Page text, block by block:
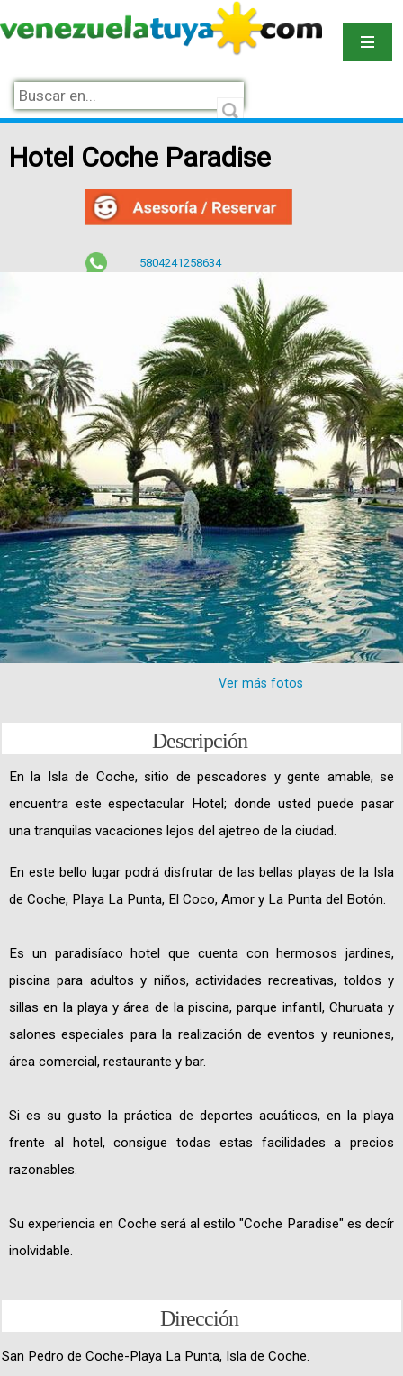
Hotel Coche Paradise
5804241258634
Ver más fotos
Descripción
En la Isla de Coche, sitio de pescadores y gente amable, se
encuentra este espectacular Hotel; donde usted puede pasar
una tranquilas vacaciones lejos del ajetreo de la ciudad.
En este bello lugar podrá disfrutar de las bellas playas de la Isla
de Coche, Playa La Punta, El Coco, Amor y La Punta del Botón.
Es un paradisíaco hotel que cuenta con hermosos jardines,
piscina para adultos y niños, actividades recreativas, toldos y
sillas en la playa y área de la piscina, parque infantil, Churuata y
salones especiales para la realización de eventos y reuniones,
área comercial, restaurante y bar.
Si es su gusto la práctica de deportes acuáticos, en la playa
frente al hotel, consigue todas estas facilidades a precios
razonables.
Su experiencia en Coche será al estilo "Coche Paradise" es decír
inolvidable.
Dirección
San Pedro de Coche-Playa La Punta, Isla de Coche.